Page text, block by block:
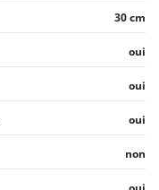
30 cm
oui
oui
oui
non